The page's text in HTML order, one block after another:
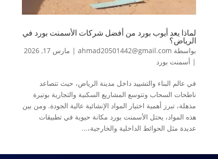
لماذا يعد أيوب بورد من أفضل شركات الأسمنت بورد في
الرياض؟
بواسطة ahmad20501442@gmail.com
| مارس 17, 2026
| أسمنت بورد
في عالم البناء والتشييد داخل مدينة الرياض، حيث تتصاعد
ناطحات السحاب وتتوسع المشاريع السكنية والتجارية بوتيرة
مذهلة، تبرز أهمية اختيار المواد الإنشائية عالية الجودة. ومن بين
هذه المواد، يحتل الأسمنت بورد مكانة حيوية في تطبيقات
عديدة مثل الحوائط الداخلية والخارجية،...